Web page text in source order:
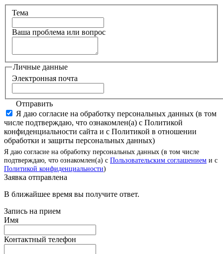
Тема
Ваша проблема или вопрос
Личные данные
Электронная почта
Отправить
Я даю согласие на обработку персональных данных (в том
числе подтверждаю, что ознакомлен(а) с Политикой
конфиденциальности сайта и с Политикой в отношении
обработки и защиты персональных данных)
Я даю согласие на обработку персональных данных (в том числе
подтверждаю, что ознакомлен(а) с Пользовательским соглашением и с
Политикой конфиденциальности)
Заявка отправлена
В ближайшее время вы получите ответ.
Запись на прием
Имя
Контактный телефон